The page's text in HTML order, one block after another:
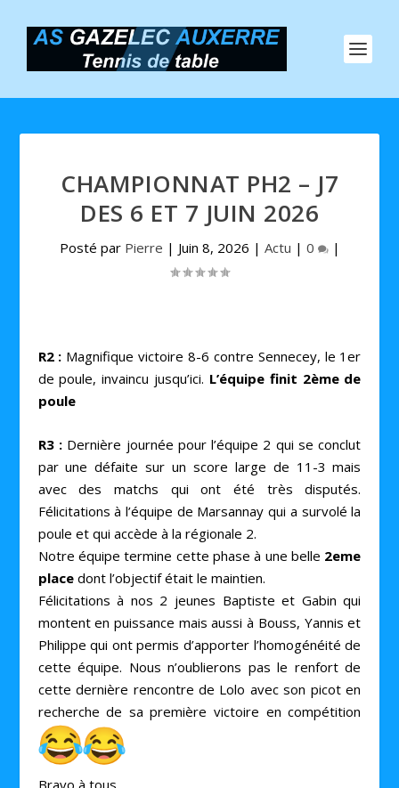
CHAMPIONNAT PH2 – J7
DES 6 ET 7 JUIN 2026
Posté par Pierre | Juin 8, 2026 | Actu | 0 |
R2 : Magnifique victoire 8-6 contre Sennecey, le 1er
de poule, invaincu jusqu’ici. L’équipe finit 2ème de
poule
R3 : Dernière journée pour l’équipe 2 qui se conclut
par une défaite sur un score large de 11-3 mais
avec des matchs qui ont été très disputés.
Félicitations à l’équipe de Marsannay qui a survolé la
poule et qui accède à la régionale 2.
Notre équipe termine cette phase à une belle 2eme
placedont l’objectif était le maintien.
Félicitations à nos 2 jeunes Baptiste et Gabin qui
montent en puissance mais aussi à Bouss, Yannis et
Philippe qui ont permis d’apporter l’homogénéité de
cette équipe. Nous n’oublierons pas le renfort de
cette dernière rencontre de Lolo avec son picot en
recherche de sa première victoire en compétition
Bravo à tous